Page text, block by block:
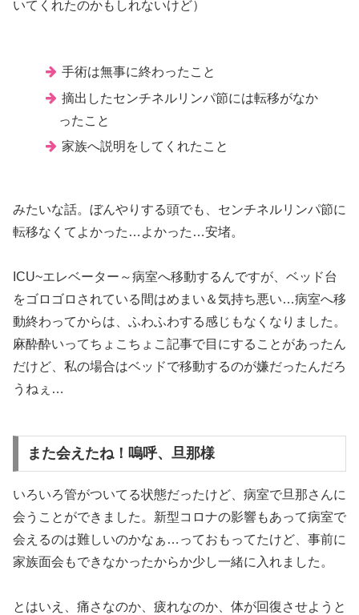
いてくれたのかもしれないけど）
手術は無事に終わったこと
摘出したセンチネルリンパ節には転移がなか
ったこと
家族へ説明をしてくれたこと
みたいな話。ぼんやりする頭でも、センチネルリンパ節に
転移なくてよかった…よかった…安堵。
ICU~エレベーター～病室へ移動するんですが、ベッド台
をゴロゴロされている間はめまい＆気持ち悪い…病室へ移
動終わってからは、ふわふわする感じもなくなりました。
麻酔酔いってちょこちょこ記事で目にすることがあったん
だけど、私の場合はベッドで移動するのが嫌だったんだろ
うねぇ…
また会えたね！嗚呼、旦那様
いろいろ管がついてる状態だったけど、病室で旦那さんに
会うことができました。新型コロナの影響もあって病室で
会えるのは難しいのかなぁ…っておもってたけど、事前に
家族面会もできなかったからか少し一緒に入れました。
とはいえ、痛さなのか、疲れなのか、体が回復させようと